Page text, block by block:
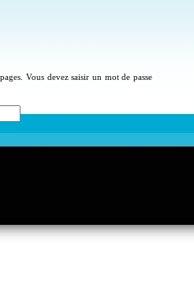
Vous devez saisir un mot de passe